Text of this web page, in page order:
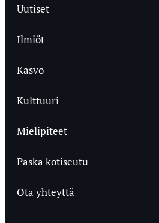
Uutiset
Ilmiöt
Kasvo
Kulttuuri
Mielipiteet
Paska kotiseutu
Ota yhteyttä